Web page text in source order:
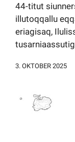
Pilersaarutinut
Kommuni pillugu
44-titut
illutoqqallu
eriagisaq,
3. OKTOBER 2025